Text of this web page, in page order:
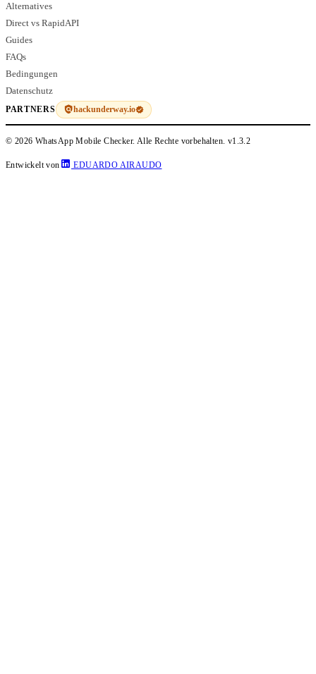
Alternatives
Direct vs RapidAPI
Guides
FAQs
Bedingungen
Datenschutz
PARTNERS hackunderway.io
© 2026 WhatsApp Mobile Checker. Alle Rechte vorbehalten. v1.3.2
Entwickelt von EDUARDO AIRAUDO